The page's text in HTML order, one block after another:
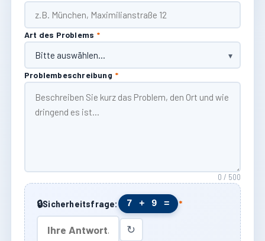
Art des Problems *
Problembeschreibung *
0 / 500
🔒Sicherheitsfrage: 7 + 9 = *
↻